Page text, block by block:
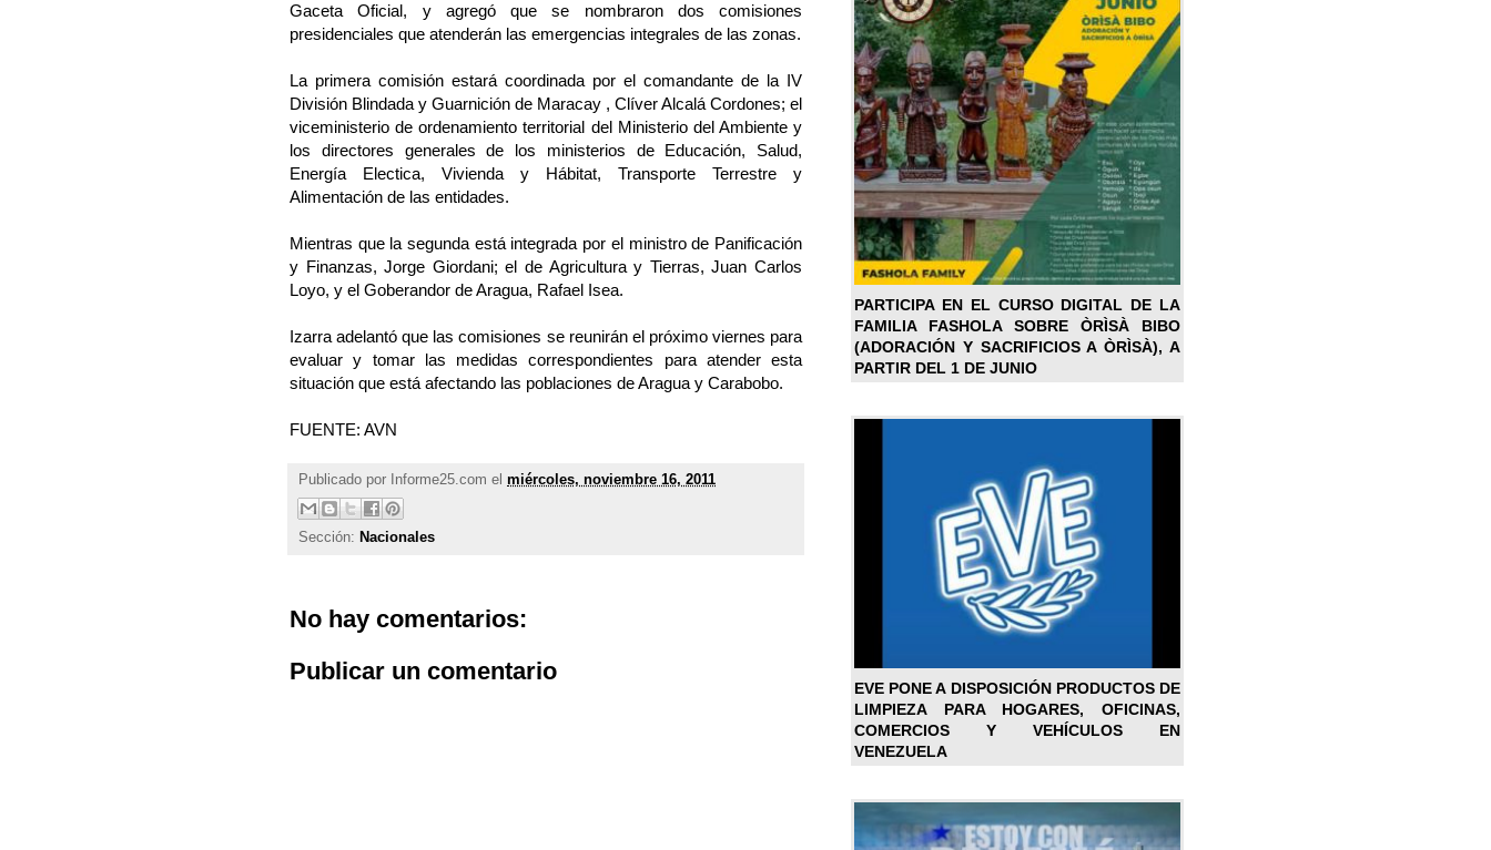
Gaceta Oficial, y agregó que se nombraron dos comisiones
presidenciales que atenderán las emergencias integrales de las zonas.
La primera comisión estará coordinada por el comandante de la IV
División Blindada y Guarnición de Maracay , Clíver Alcalá Cordones; el
viceministerio de ordenamiento territorial del Ministerio del Ambiente y
los directores generales de los ministerios de Educación, Salud,
Energía Electica, Vivienda y Hábitat, Transporte Terrestre y
Alimentación de las entidades.
Mientras que la segunda está integrada por el ministro de Panificación
y Finanzas, Jorge Giordani; el de Agricultura y Tierras, Juan Carlos
Loyo, y el Goberandor de Aragua, Rafael Isea.
Izarra adelantó que las comisiones se reunirán el próximo viernes para
evaluar y tomar las medidas correspondientes para atender esta
situación que está afectando las poblaciones de Aragua y Carabobo.
FUENTE: AVN
Publicado por Informe25.com el miércoles, noviembre 16, 2011
Sección: Nacionales
No hay comentarios:
Publicar un comentario
PARTICIPA EN EL CURSO DIGITAL DE LA
FAMILIA FASHOLA SOBRE ÒRÌSÀ BIBO
(ADORACIÓN Y SACRIFICIOS A ÒRÌSÀ), A
PARTIR DEL 1 DE JUNIO
EVE PONE A DISPOSICIÓN PRODUCTOS DE
LIMPIEZA PARA HOGARES, OFICINAS,
COMERCIOS Y VEHÍCULOS EN
VENEZUELA